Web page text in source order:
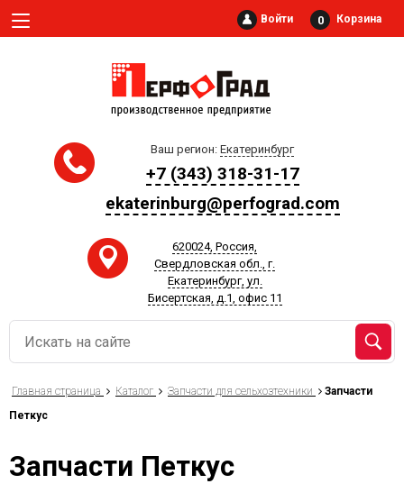
Войти 0 Корзина
Ваш регион: Екатеринбург
+7 (343) 318-31-17
ekaterinburg@perfograd.com
620024, Россия,
Свердловская обл., г.
Екатеринбург, ул.
Бисертская, д.1, офис 11
Главная страница Каталог Запчасти для сельхозтехники
Запчасти
Петкус
Запчасти Петкус